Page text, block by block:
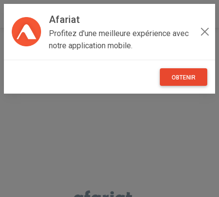
Afariat
Profitez d'une meilleure expérience avec
notre application mobile.
OBTENIR
Accueil Immobilier Grand Tunis
À LOUER | Appartement S+3 - Cité Mahrajene,